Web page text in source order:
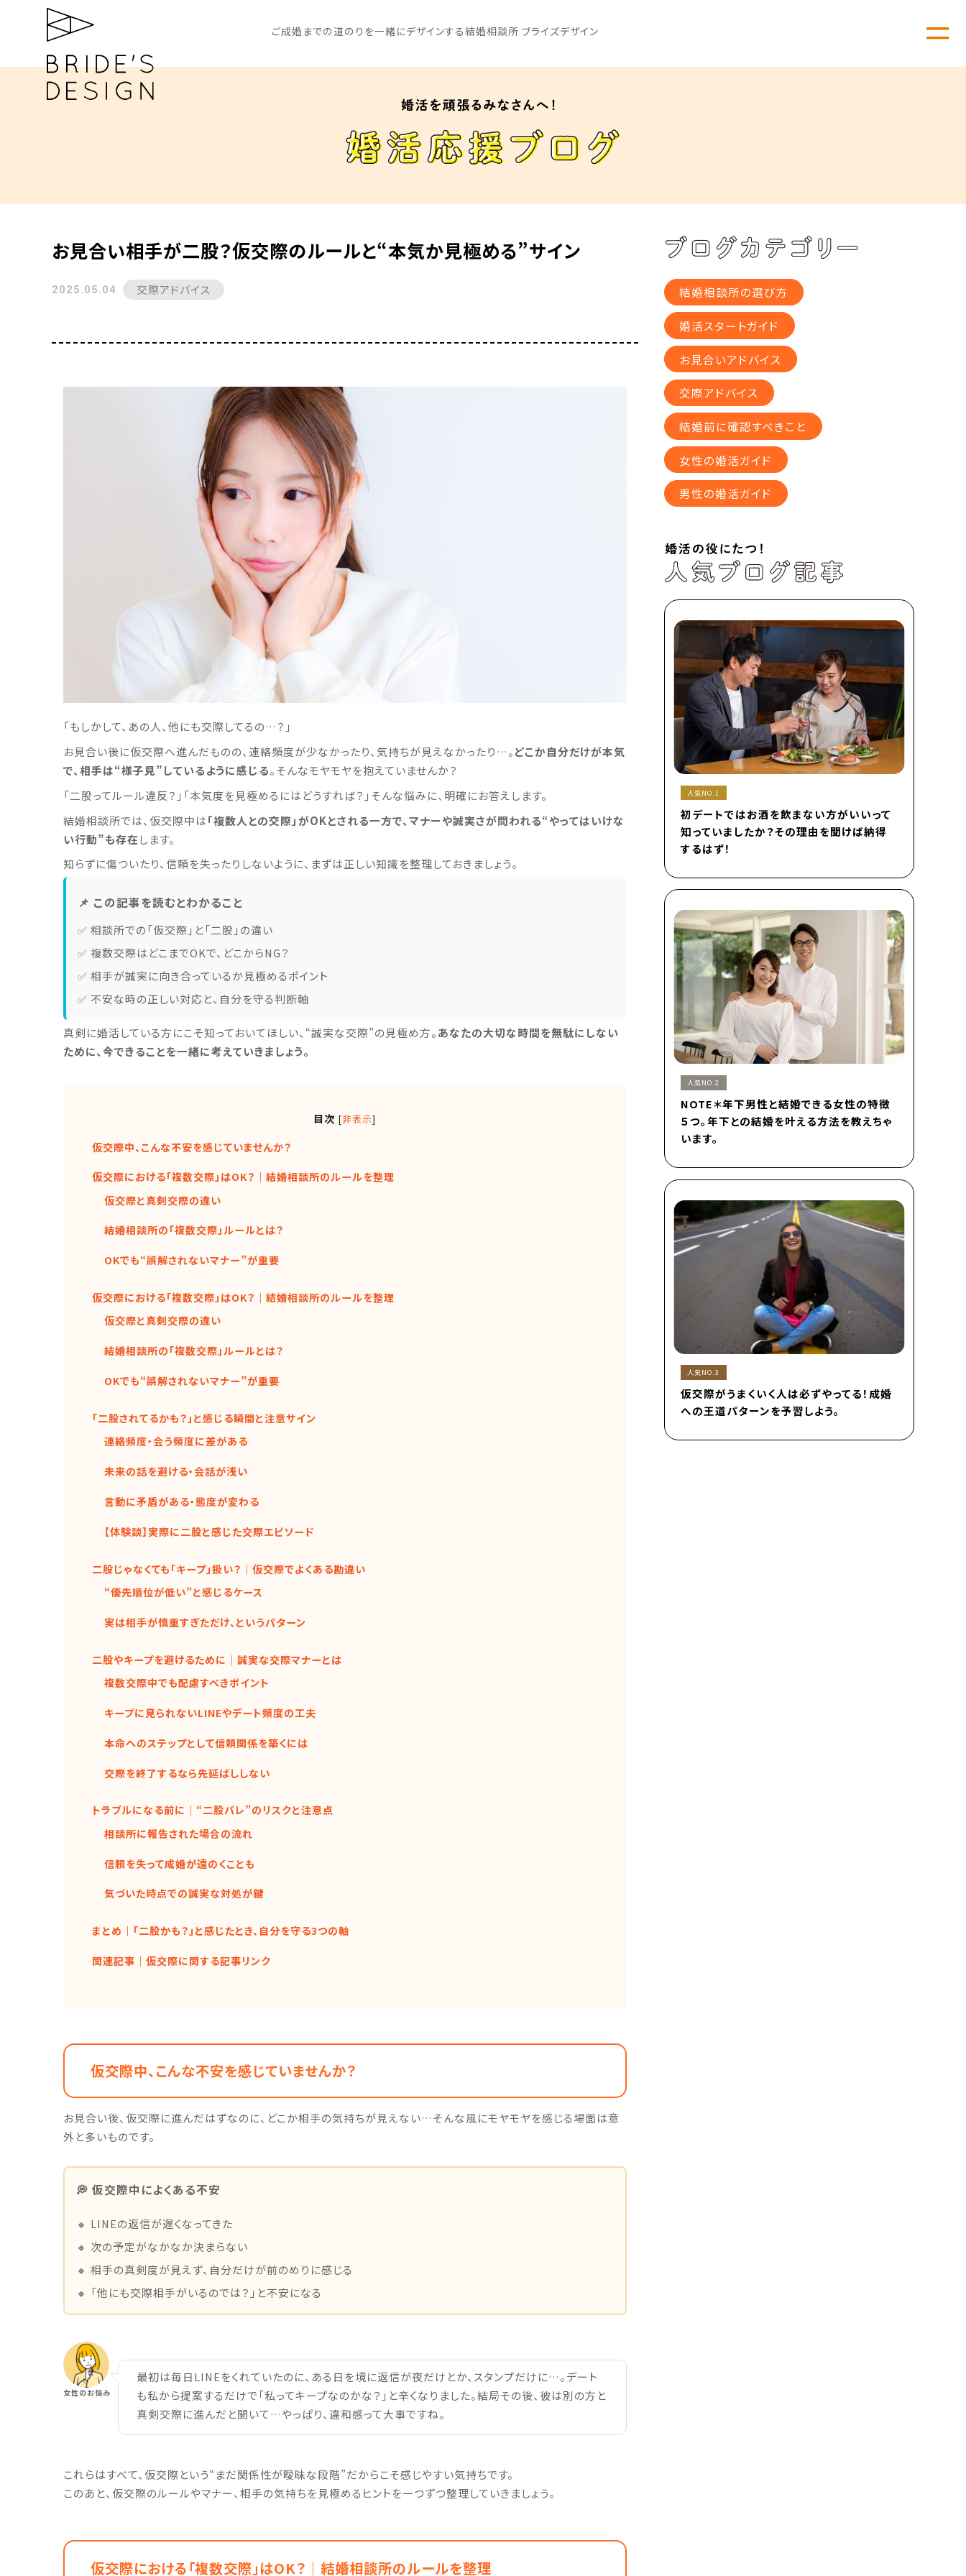
ご成婚までの道のりを一緒にデザインする結婚相談所 ブライズデザイン
お見合い相手が二股？仮交際のルールと“本気か見極める”サイン
2025.05.04 交際アドバイス
「もしかして、あの人、他にも交際してるの…？」
お見合い後に仮交際へ進んだものの、連絡頻度が少なかったり、気持ちが見えなかったり…。どこか自分だけが本気
で、相手は“様子見”しているように感じる。そんなモヤモヤを抱えていませんか？
「二股ってルール違反？」「本気度を見極めるにはどうすれば？」そんな悩みに、明確にお答えします。
結婚相談所では、仮交際中は「複数人との交際」がOKとされる一方で、マナーや誠実さが問われる“やってはいけな
い行動”も存在します。
知らずに傷ついたり、信頼を失ったりしないように、まずは正しい知識を整理しておきましょう。
📌 この記事を読むとわかること
✅ 相談所での「仮交際」と「二股」の違い
✅ 複数交際はどこまでOKで、どこからNG？
✅ 相手が誠実に向き合っているか見極めるポイント
✅ 不安な時の正しい対応と、自分を守る判断軸
真剣に婚活している方にこそ知っておいてほしい、“誠実な交際”の見極め方。あなたの大切な時間を無駄にしない
ために、今できることを一緒に考えていきましょう。
目次 [非表示]
仮交際中、こんな不安を感じていませんか？
仮交際における「複数交際」はOK？｜結婚相談所のルールを整理
仮交際と真剣交際の違い
結婚相談所の「複数交際」ルールとは？
OKでも“誤解されないマナー”が重要
仮交際における「複数交際」はOK？｜結婚相談所のルールを整理
仮交際と真剣交際の違い
結婚相談所の「複数交際」ルールとは？
OKでも“誤解されないマナー”が重要
「二股されてるかも？」と感じる瞬間と注意サイン
連絡頻度・会う頻度に差がある
未来の話を避ける・会話が浅い
言動に矛盾がある・態度が変わる
【体験談】実際に二股と感じた交際エピソード
二股じゃなくても「キープ」扱い？｜仮交際でよくある勘違い
“優先順位が低い”と感じるケース
実は相手が慎重すぎただけ、というパターン
二股やキープを避けるために｜誠実な交際マナーとは
複数交際中でも配慮すべきポイント
キープに見られないLINEやデート頻度の工夫
本命へのステップとして信頼関係を築くには
交際を終了するなら先延ばししない
トラブルになる前に｜“二股バレ”のリスクと注意点
相談所に報告された場合の流れ
信頼を失って成婚が遠のくことも
気づいた時点での誠実な対処が鍵
まとめ｜「二股かも？」と感じたとき、自分を守る3つの軸
関連記事｜仮交際に関する記事リンク
仮交際中、こんな不安を感じていませんか？
お見合い後、仮交際に進んだはずなのに、どこか相手の気持ちが見えない…そんな風にモヤモヤを感じる場面は意
外と多いものです。
💭 仮交際中によくある不安
🔸 LINEの返信が遅くなってきた
🔸 次の予定がなかなか決まらない
🔸 相手の真剣度が見えず、自分だけが前のめりに感じる
🔸 「他にも交際相手がいるのでは？」と不安になる
女性のお悩み
最初は毎日LINEをくれていたのに、ある日を境に返信が夜だけとか、スタンプだけに…。デート
も私から提案するだけで「私ってキープなのかな？」と辛くなりました。結局その後、彼は別の方と
真剣交際に進んだと聞いて…やっぱり、違和感って大事ですね。
これらはすべて、仮交際という“まだ関係性が曖昧な段階”だからこそ感じやすい気持ちです。
このあと、仮交際のルールやマナー、相手の気持ちを見極めるヒントを一つずつ整理していきましょう。
仮交際における「複数交際」はOK？｜結婚相談所のルールを整理
結婚相談所の選び方
婚活スタートガイド
お見合いアドバイス
交際アドバイス
結婚前に確認すべきこと
女性の婚活ガイド
男性の婚活ガイド
人気NO.1
初デートではお酒を飲まない方がいいって
知っていましたか？その理由を聞けば納得
するはず！
人気NO.2
NOTE＊年下男性と結婚できる女性の特徴
５つ。年下との結婚を叶える方法を教えちゃ
います。
人気NO.3
仮交際がうまくいく人は必ずやってる！成婚
への王道パターンを予習しよう。